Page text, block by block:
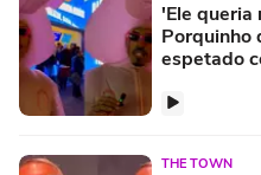
'Ele queria
Porquinho
espetado
THE TOWN